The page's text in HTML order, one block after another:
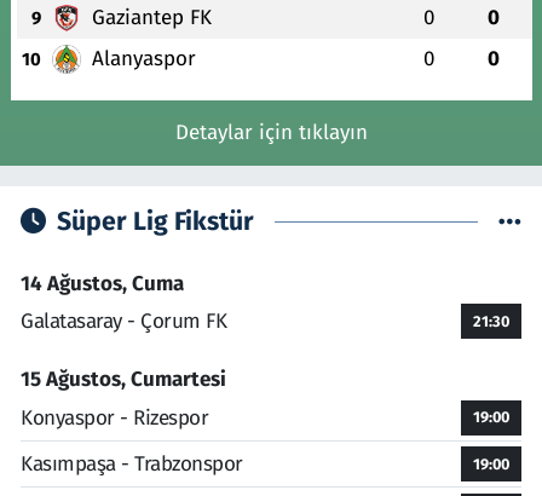
9 Gaziantep FK 0 0
10 Alanyaspor 0 0
Detaylar için tıklayın
Süper Lig Fikstür
14 Ağustos, Cuma
Galatasaray - Çorum FK
21:30
15 Ağustos, Cumartesi
Konyaspor - Rizespor
19:00
Kasımpaşa - Trabzonspor 19:00